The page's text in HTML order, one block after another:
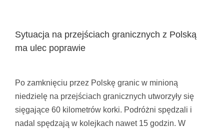
Sytuacja na przejściach granicznych z Polską
ma ulec poprawie
większy
obrazek
Po zamknięciu przez Polskę granic w minioną
niedzielę na przejściach granicznych utworzyły się
sięgające 60 kilometrów korki. Podróżni spędzali i
nadal spędzają w kolejkach nawet 15 godzin. W